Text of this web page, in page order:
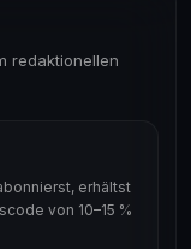
redaktionellen
erhältst
von 10–15 %